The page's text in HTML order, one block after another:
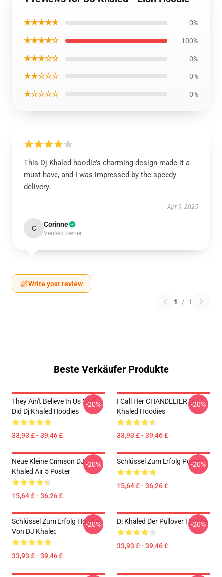
★★★★★ 0%
★★★★☆ 100%
★★★☆☆ 0%
★★☆☆☆ 0%
★☆☆☆☆ 0%
This Dj Khaled hoodie’s charming design made it a
must-have, and I was impressed by the speedy
delivery.
Apr 9, 2025
C Corinne
Verified owner
Write your review
1 / 1
Beste Verkäufer Produkte
They Ain't Believe In Us God
Did Dj Khaled Hoodies
33,93 £ - 39,46 £
-20%
I Call Her CHANDELIER Dj
Khaled Hoodies
33,93 £ - 39,46 £
-20%
Neue Kleine Crimson DJ
Khaled Air 5 Poster
15,64 £ - 36,26 £
-20% Schlüssel Zum Erfolg Poster
15,64 £ - 36,26 £
-20%
Schlüssel Zum Erfolg Hoodie
Von DJ Khaled
33,93 £ - 39,46 £
-20% Dj Khaled Der Pullover Hoodie
33,93 £ - 39,46 £
-20%